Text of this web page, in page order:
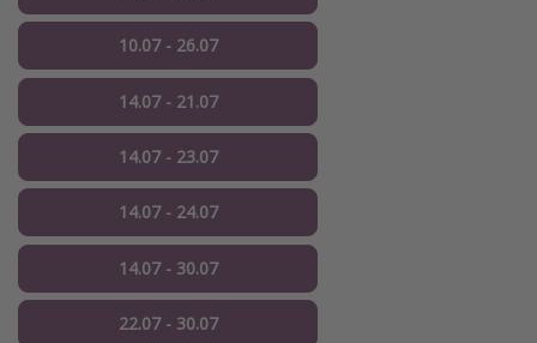
10.07 - 26.07
14.07 - 21.07
14.07 - 23.07
14.07 - 24.07
14.07 - 30.07
22.07 - 30.07